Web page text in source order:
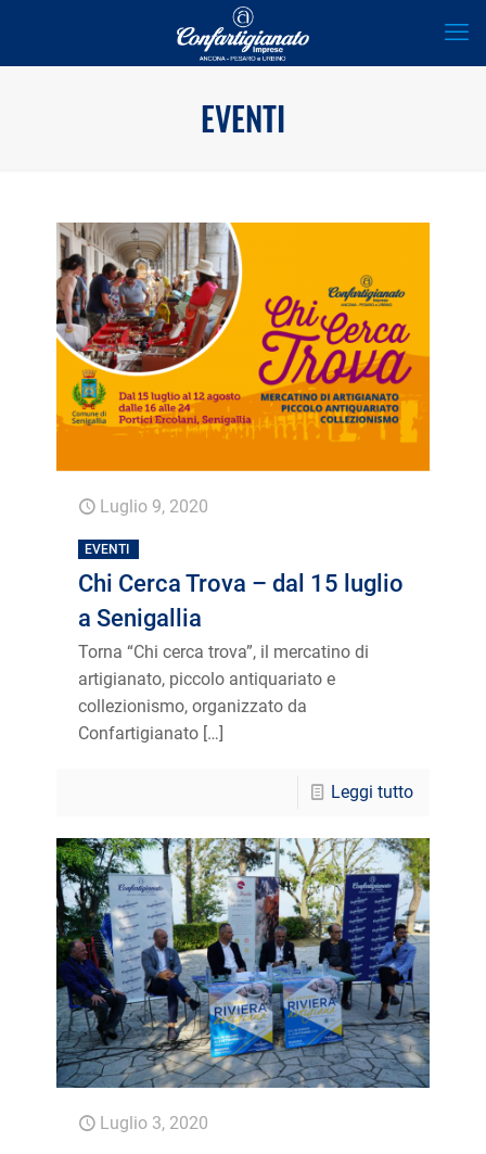
EVENTI
Luglio 9, 2020
EVENTI
Chi Cerca Trova – dal 15 luglio
a Senigallia
Torna “Chi cerca trova”, il mercatino di
artigianato, piccolo antiquariato e
collezionismo, organizzato da
Confartigianato […]
Leggi tutto
Luglio 3, 2020